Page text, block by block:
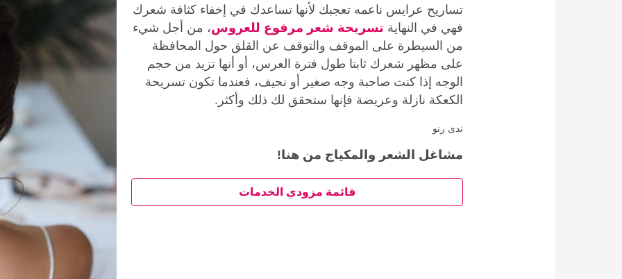
تساريح عرايس ناعمه تعجبك لأنها تساعدك في إخفاء كثافة شعرك
فهي في النهاية تسريحة شعر مرفوع للعروس، من أجل شيء
من السيطرة على الموقف والتوقف عن القلق حول المحافظة
على مظهر شعرك ثابتا طول فترة العرس، أو أنها تزيد من حجم
الوجه إذا كنت صاحبة وجه صغير أو نحيف، فعندما تكون تسريحة
الكعكة نازلة وعريضة فإنها ستحقق لك ذلك وأكثر.
ندى رنو
مشاغل الشعر والمكياج من هنا!
قائمة مزودي الخدمات